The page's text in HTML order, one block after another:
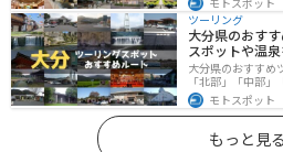
す。バイクで福井
ください。
ツーリング
大分県のおす
スポットや温
大分県のおすすめ
「北部」「中部
蘇の雄大な自然を
ツーリングができ
行く際は参考にし
モトスポット
もっと見る